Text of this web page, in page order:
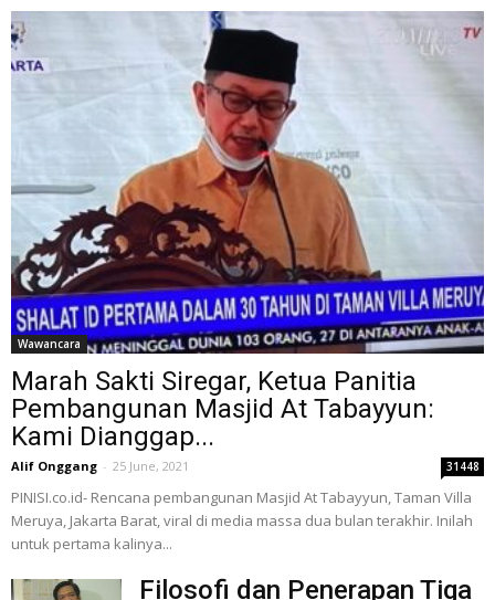
Wawancara
Marah Sakti Siregar, Ketua Panitia
Pembangunan Masjid At Tabayyun:
Kami Dianggap...
Alif Onggang - 25 June, 2021 31448
PINISI.co.id- Rencana pembangunan Masjid At Tabayyun, Taman Villa
Meruya, Jakarta Barat, viral di media massa dua bulan terakhir. Inilah
untuk pertama kalinya...
Filosofi dan Penerapan Tiga